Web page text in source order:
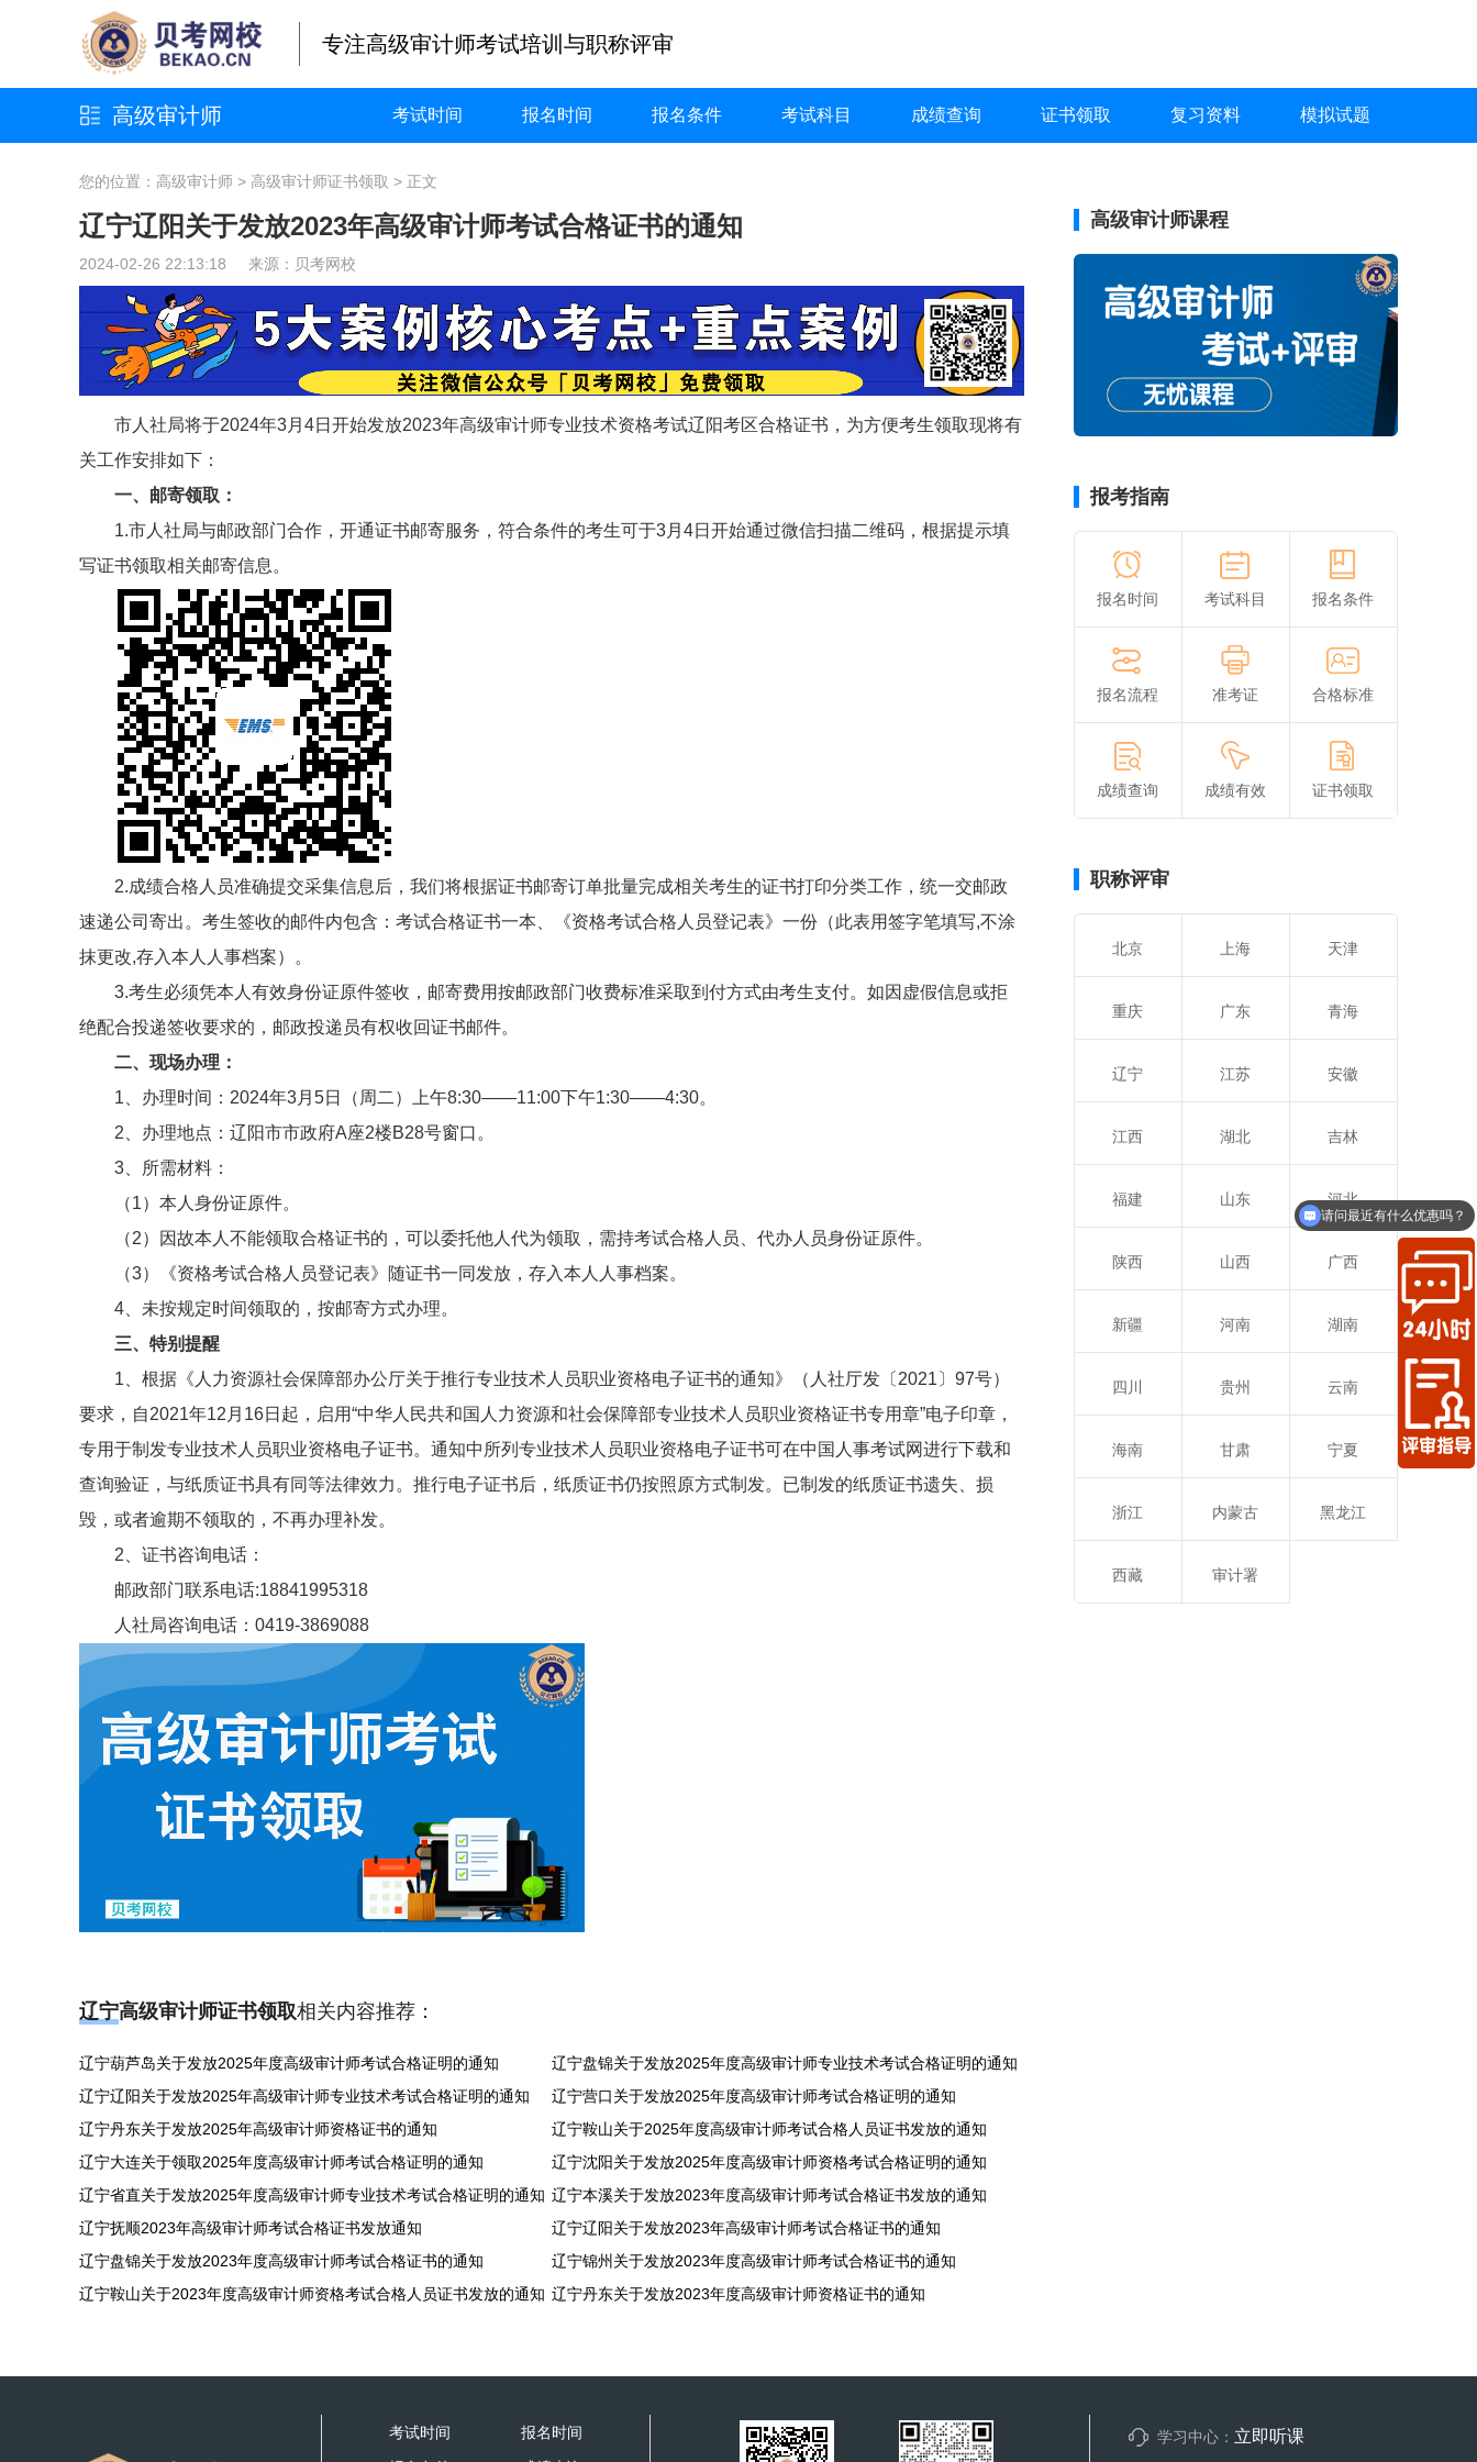
专注高级审计师考试培训与职称评审
高级审计师 考试时间 报名时间 报名条件 考试科目 成绩查询 证书领取 复习资料 模拟试题
您的位置： 高级审计师 > 高级审计师证书领取 > 正文
辽宁辽阳关于发放2023年高级审计师考试合格证书的通知
2024-02-26 22:13:18 来源： 贝考网校
市人社局将于2024年3月4日开始发放2023年高级审计师专业技术资格考试辽阳考区合格证书，为方便考生领取现将有
关工作安排如下：
一、邮寄领取：
1.市人社局与邮政部门合作，开通证书邮寄服务，符合条件的考生可于3月4日开始通过微信扫描二维码，根据提示填
写证书领取相关邮寄信息。
2.成绩合格人员准确提交采集信息后，我们将根据证书邮寄订单批量完成相关考生的证书打印分类工作，统一交邮政
速递公司寄出。考生签收的邮件内包含：考试合格证书一本、《资格考试合格人员登记表》一份（此表用签字笔填写,不涂
抹更改,存入本人人事档案）。
3.考生必须凭本人有效身份证原件签收，邮寄费用按邮政部门收费标准采取到付方式由考生支付。如因虚假信息或拒
绝配合投递签收要求的，邮政投递员有权收回证书邮件。
二、现场办理：
1、办理时间：2024年3月5日（周二）上午8:30——11:00下午1:30——4:30。
2、办理地点：辽阳市市政府A座2楼B28号窗口。
3、所需材料：
（1）本人身份证原件。
（2）因故本人不能领取合格证书的，可以委托他人代为领取，需持考试合格人员、代办人员身份证原件。
（3）《资格考试合格人员登记表》随证书一同发放，存入本人人事档案。
4、未按规定时间领取的，按邮寄方式办理。
三、特别提醒
1、根据《人力资源社会保障部办公厅关于推行专业技术人员职业资格电子证书的通知》（人社厅发〔2021〕97号）
要求，自2021年12月16日起，启用“中华人民共和国人力资源和社会保障部专业技术人员职业资格证书专用章”电子印章，
专用于制发专业技术人员职业资格电子证书。通知中所列专业技术人员职业资格电子证书可在中国人事考试网进行下载和
查询验证，与纸质证书具有同等法律效力。推行电子证书后，纸质证书仍按照原方式制发。已制发的纸质证书遗失、损
毁，或者逾期不领取的，不再办理补发。
2、证书咨询电话：
邮政部门联系电话:18841995318
人社局咨询电话：0419-3869088
辽宁高级审计师证书领取相关内容推荐：
辽宁葫芦岛关于发放2025年度高级审计师考试合格证明的通知
辽宁盘锦关于发放2025年度高级审计师专业技术考试合格证明的通知
辽宁辽阳关于发放2025年高级审计师专业技术考试合格证明的通知
辽宁营口关于发放2025年度高级审计师考试合格证明的通知
辽宁丹东关于发放2025年高级审计师资格证书的通知
辽宁鞍山关于2025年度高级审计师考试合格人员证书发放的通知
辽宁大连关于领取2025年度高级审计师考试合格证明的通知
辽宁沈阳关于发放2025年度高级审计师资格考试合格证明的通知
辽宁省直关于发放2025年度高级审计师专业技术考试合格证明的通知 辽宁本溪关于发放2023年度高级审计师考试合格证书发放的通知
辽宁抚顺2023年高级审计师考试合格证书发放通知
辽宁辽阳关于发放2023年高级审计师考试合格证书的通知
辽宁盘锦关于发放2023年度高级审计师考试合格证书的通知
辽宁锦州关于发放2023年度高级审计师考试合格证书的通知
辽宁鞍山关于2023年度高级审计师资格考试合格人员证书发放的通知 辽宁丹东关于发放2023年度高级审计师资格证书的通知
高级审计师课程
报考指南
报名时间 考试科目 报名条件
报名流程 准考证 合格标准
成绩查询 成绩有效 证书领取
职称评审
北京 上海 天津
重庆 广东 青海
辽宁 江苏 安徽
江西 湖北 吉林
福建 山东 河北
陕西 山西 广西
新疆 河南 湖南
四川 贵州 云南
海南 甘肃 宁夏
浙江 内蒙古 黑龙江
西藏 审计署
考试时间
报名时间
学习中心： 立即听课
请问最近有什么优惠吗？